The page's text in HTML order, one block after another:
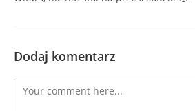
Dodaj komentarz